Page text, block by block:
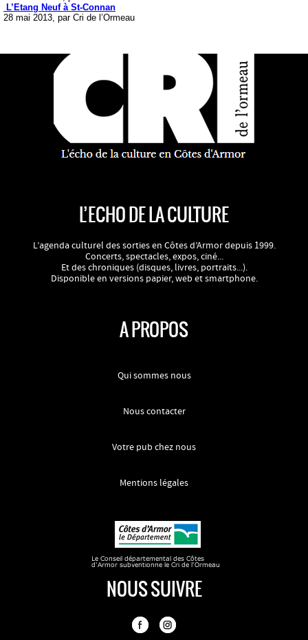
L’Etang Neuf à St-Connan
28 mai 2013, par Cri de l’Ormeau
L’ECHO DE LA CULTURE
L’agenda culturel des sorties en Côtes d’Armor depuis 1999.
Concerts, spectacles, expos, ciné...
Et des chroniques (disques, livres, portraits...).
Disponible en versions papier, web et smartphone.
A PROPOS
Qui sommes nous
Nous contacter
Votre pub chez nous
Mentions légales
NOUS SUIVRE